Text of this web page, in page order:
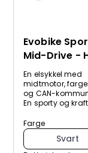
Evobike
Mid-Drive -
En elsykkel med
midtmotor,
og CAN-
En sporty og
Farge
Svart